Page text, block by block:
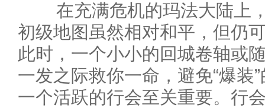
在充满危机的玛法大陆上
初级地图虽然相对和平，但仍
此时，一个小小的回城卷轴或
一发之际救你一命，避免“爆装
一个活跃的行会至关重要。行